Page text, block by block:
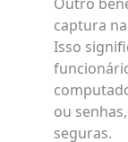
captura
Isso
ou
seguras.